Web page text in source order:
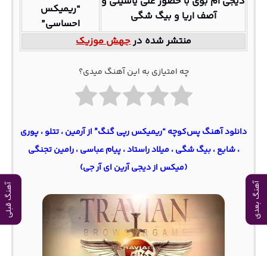
آهنگ بعدی آهنگ قبلی
آصف اریا و بیگ شگی
“ریمیکس
احساسی”
منتشر شده درجهش موزیک
چه امتیازی به این آهنگ میدی؟
دانلود آهنگ پس‌کوچه “ریمیکس رپی گنگ” از آرمین ، تتلو ، پوری
، شایع ، بیگ شگی ، میلاد راستاد ، پیام عباسی ، رامین تجنگی
(میکس از دیجی آرین ای آر جی)